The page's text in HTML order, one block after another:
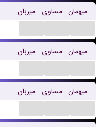
میزبان مساوی میهمان
میزبان مساوی میهمان
میزبان مساوی میهمان